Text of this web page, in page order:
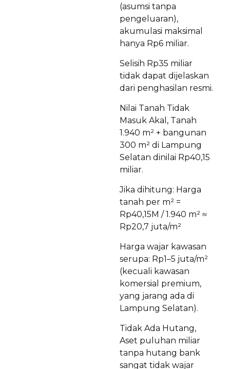
(asumsi tanpa
pengeluaran),
akumulasi maksimal
hanya Rp6 miliar.
Selisih Rp35 miliar
tidak dapat dijelaskan
dari penghasilan resmi.
Nilai Tanah Tidak
Masuk Akal, Tanah
1.940 m² + bangunan
300 m² di Lampung
Selatan dinilai Rp40,15
miliar.
Jika dihitung: Harga
tanah per m² =
Rp40,15M / 1.940 m² ≈
Rp20,7 juta/m²
Harga wajar kawasan
serupa: Rp1–5 juta/m²
(kecuali kawasan
komersial premium,
yang jarang ada di
Lampung Selatan).
Tidak Ada Hutang,
Aset puluhan miliar
tanpa hutang bank
sangat tidak wajar